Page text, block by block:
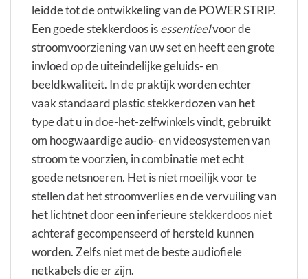
leidde tot de ontwikkeling van de POWER STRIP.
Een goede stekkerdoos isessentieelvoor de
stroomvoorziening van uw set en heeft een grote
invloed op de uiteindelijke geluids- en
beeldkwaliteit. In de praktijk worden echter
vaak standaard plastic stekkerdozen van het
type dat u in doe-het-zelfwinkels vindt, gebruikt
om hoogwaardige audio- en videosystemen van
stroom te voorzien, in combinatie met echt
goede netsnoeren. Het is niet moeilijk voor te
stellen dat het stroomverlies en de vervuiling van
het lichtnet door een inferieure stekkerdoos niet
achteraf gecompenseerd of hersteld kunnen
worden. Zelfs niet met de beste audiofiele
netkabels die er zijn.